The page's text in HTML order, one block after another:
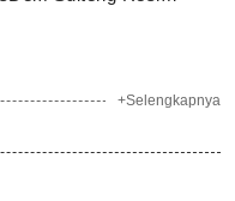
+Selengkapnya